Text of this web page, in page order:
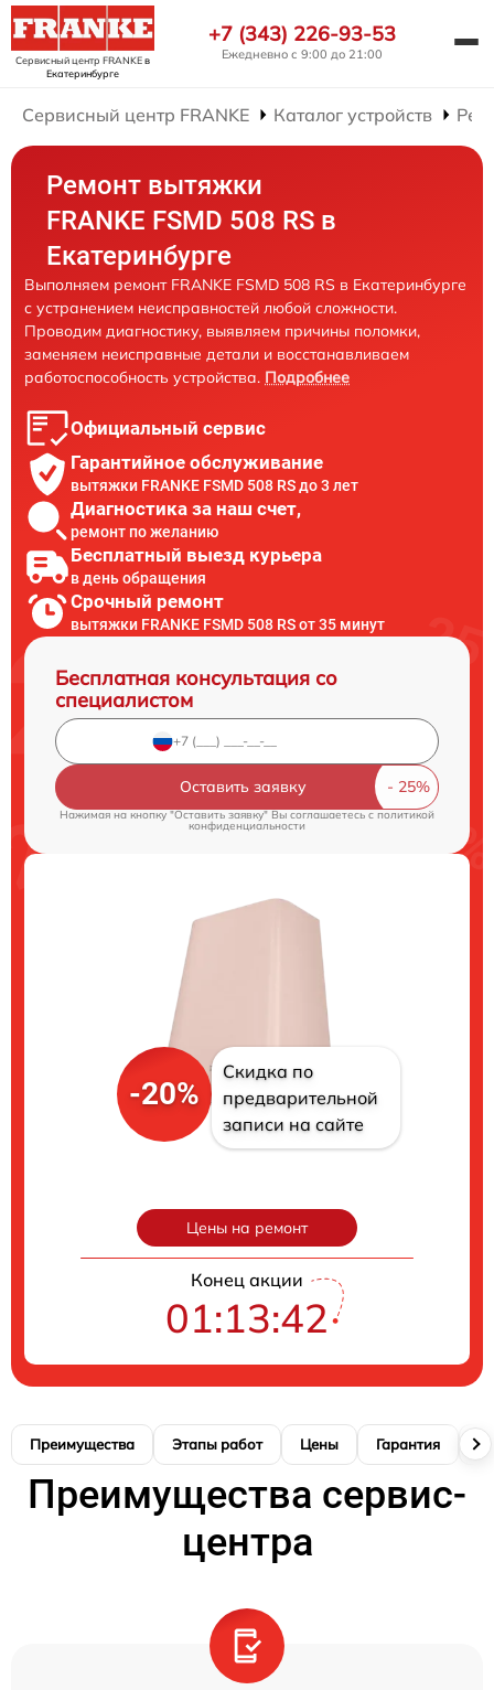
Сервисный центр FRANKEв
Екатеринбурге
+7 (343) 226-93-53
Ежедневно с 9:00 до 21:00
Сервисный центр FRANKE Каталог устройств
Ремонт вытяжки
FRANKE FSMD 508 RS в
Екатеринбурге
Выполняем ремонт FRANKE FSMD 508 RS в Екатеринбурге
с устранением неисправностей любой сложности.
Проводим диагностику, выявляем причины поломки,
заменяем неисправные детали и восстанавливаем
работоспособность устройства. Подробнее
Официальный сервис
Гарантийное обслуживание
вытяжки FRANKE FSMD 508 RS до 3 лет
Диагностика за наш счет,
ремонт по желанию
Бесплатный выезд курьера
в день обращения
Срочный ремонт
вытяжки FRANKE FSMD 508 RS от 35 минут
Бесплатная консультация со
специалистом
Оставить заявку
Нажимая на кнопку "Оставить заявку" Вы соглашаетесь cполитикой
конфиденциальности
-20%
Скидка по
предварительной
записи на сайте
Цены на ремонт
Конец акции
01:13:41
Преимущества Этапы работ Цены Гарантия
Преимущества сервис-
центра